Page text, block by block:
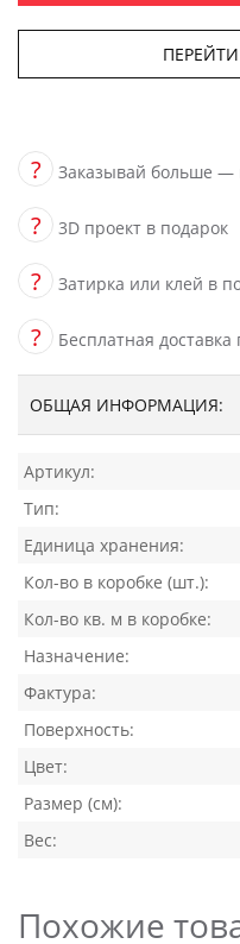
? Заказывай больше —
? 3D проект в подарок
? Затирка или клей в
? Бесплатная
ОБЩАЯ ИНФОРМАЦИЯ:
Артикул:
Тип:
Единица хранения:
Кол-во в коробке (шт.):
Кол-во кв. м в коробке:
Назначение:
Фактура:
Поверхность:
Цвет:
Размер (см):
Вес:
Похожие